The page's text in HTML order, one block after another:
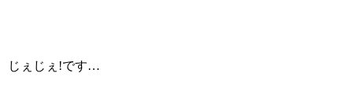
じぇじぇ!です…